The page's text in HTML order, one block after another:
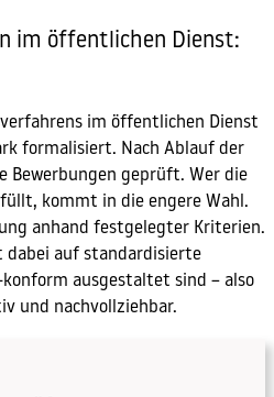
im öffentlichen Dienst:
im öffentlichen Dienst
formalisiert. Nach Ablauf der
Bewerbungen geprüft. Wer die
kommt in die engere Wahl.
anhand festgelegter Kriterien.
dabei auf standardisierte
konform ausgestaltet sind – also
und nachvollziehbar.